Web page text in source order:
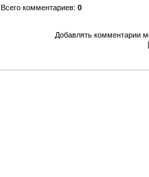
Всего комментариев: 0
Добавлять комментарии